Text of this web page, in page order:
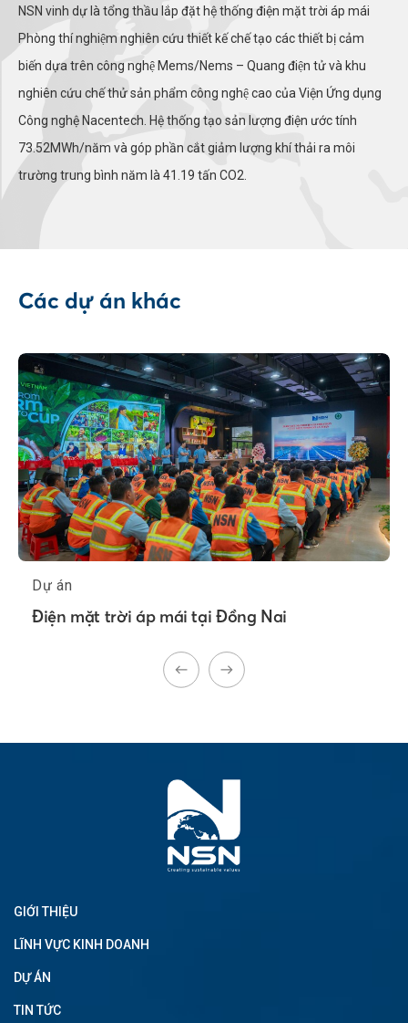
NSN vinh dự là tổng thầu lắp đặt hệ thống điện mặt trời áp mái
Phòng thí nghiệm nghiên cứu thiết kế chế tạo các thiết bị cảm
biến dựa trên công nghệ Mems/Nems – Quang điện tử và khu
nghiên cứu chế thử sản phẩm công nghệ cao của Viện Ứng dụng
Công nghệ Nacentech. Hệ thống tạo sản lượng điện ước tính
73.52MWh/năm và góp phần cắt giảm lượng khí thải ra môi
trường trung bình năm là 41.19 tấn CO2.
Các dự án khác
Dự án
Điện mặt trời áp mái tại Đồng Nai
GIỚI THIỆU
LĨNH VỰC KINH DOANH
DỰ ÁN
TIN TỨC